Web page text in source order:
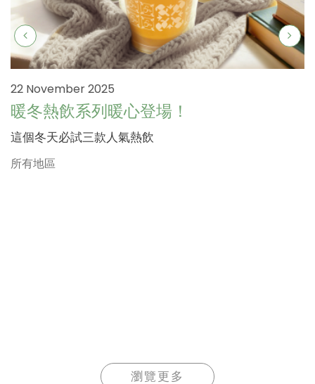
22 November 2025
暖冬熱飲系列暖心登場！
這個冬天必試三款人氣熱飲
所有地區
瀏覽更多